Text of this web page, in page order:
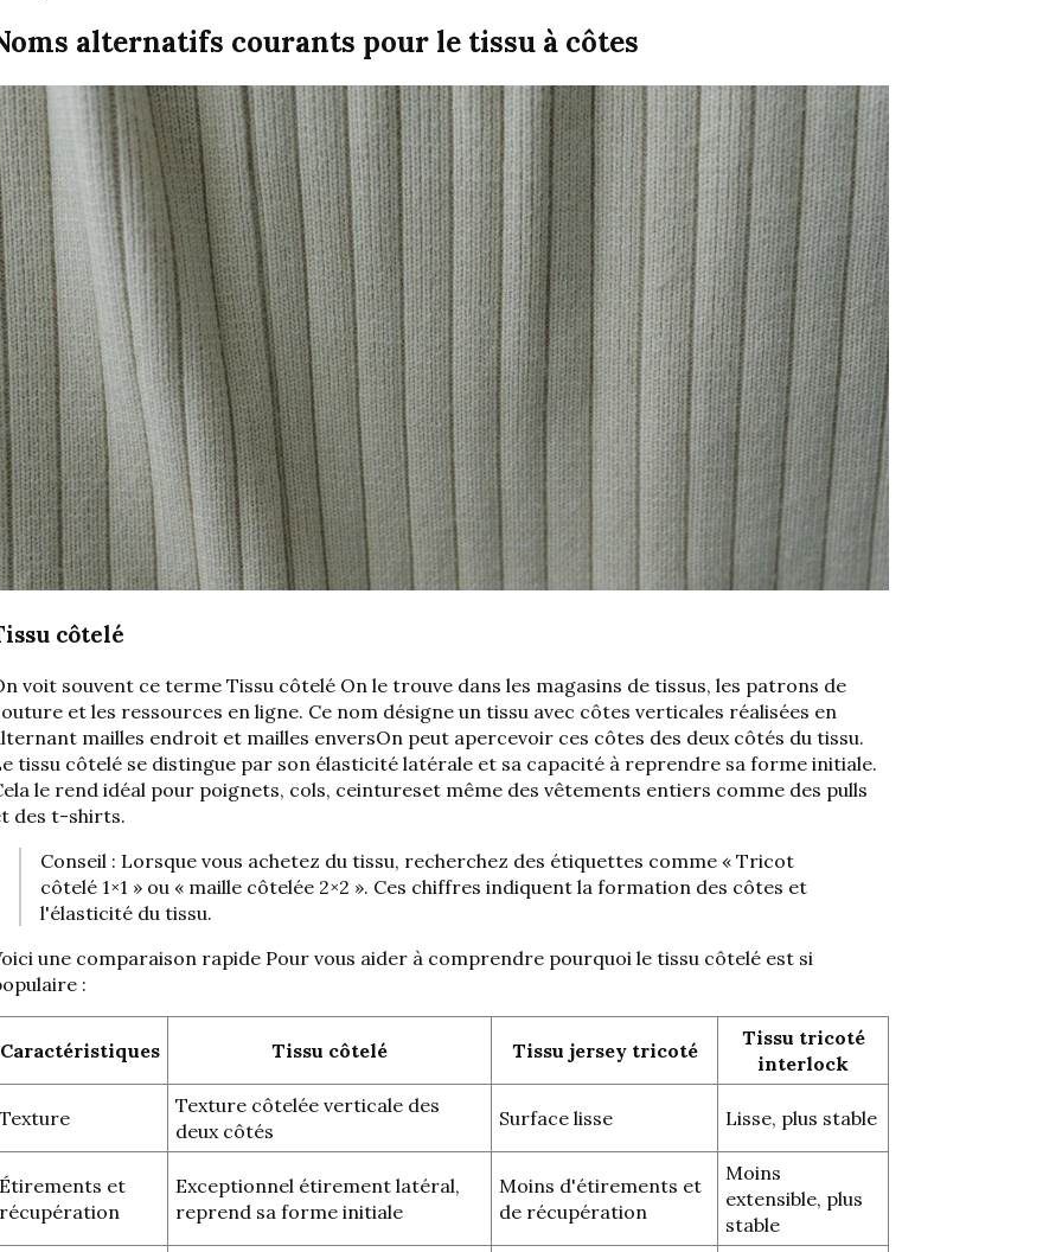
alternatifs courants pour le tissu à côtes
côtelé
voit souvent ce terme Tissu côtelé On le trouve dans les magasins de tissus, les patrons de
et les ressources en ligne. Ce nom désigne un tissu avec côtes verticales réalisées en
mailles endroit et mailles enversOn peut apercevoir ces côtes des deux côtés du tissu.
tissu côtelé se distingue par son élasticité latérale et sa capacité à reprendre sa forme initiale.
le rend idéal pour poignets, cols, ceintureset même des vêtements entiers comme des pulls
des t-shirts.
Conseil : Lorsque vous achetez du tissu, recherchez des étiquettes comme « Tricot
côtelé 1×1 » ou « maille côtelée 2×2 ». Ces chiffres indiquent la formation des côtes et
l'élasticité du tissu.
une comparaison rapide Pour vous aider à comprendre pourquoi le tissu côtelé est si
:
Caractéristiques Tissu côtelé Tissu jersey tricoté
Tissu tricoté
interlock
Texture
Texture côtelée verticale des
deux côtés
Surface lisse Lisse, plus stable
Étirements et
récupération
Exceptionnel étirement latéral,
reprend sa forme initiale
Moins d'étirements et
de récupération
Moins
extensible, plus
stable